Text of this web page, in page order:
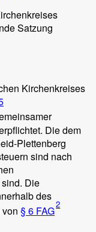
Satzung
Kirchenkreises
Die dem
Plettenberg
sind nach
Die
des
§ 6 FAG2